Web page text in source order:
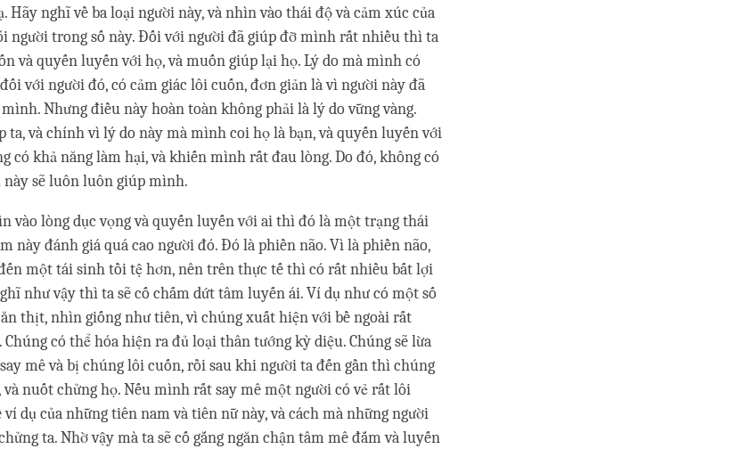
Hãy nghĩ về ba loại người này, và nhìn vào thái độ và cảm xúc của
người trong số này. Đối với người đã giúp đỡ mình rất nhiều thì ta
và quyến luyến với họ, và muốn giúp lại họ. Lý do mà mình có
với người đó, có cảm giác lôi cuốn, đơn giản là vì người này đã
Nhưng điều này hoàn toàn không phải là lý do vững vàng.
ta, và chính vì lý do này mà mình coi họ là bạn, và quyến luyến với
có khả năng làm hại, và khiến mình rất đau lòng. Do đó, không có
này sẽ luôn luôn giúp mình.
vào lòng dục vọng và quyến luyến với ai thì đó là một trạng thái
này đánh giá quá cao người đó. Đó là phiền não. Vì là phiền não,
một tái sinh tồi tệ hơn, nên trên thực tế thì có rất nhiều bất lợi
như vậy thì ta sẽ cố chấm dứt tâm luyến ái. Ví dụ như có một số
thịt, nhìn giống như tiên, vì chúng xuất hiện với bề ngoài rất
có thể hóa hiện ra đủ loại thân tướng kỳ diệu. Chúng sẽ lừa
mê và bị chúng lôi cuốn, rồi sau khi người ta đến gần thì chúng
nuốt chửng họ. Nếu mình rất say mê một người có vẻ rất lôi
dụ của những tiên nam và tiên nữ này, và cách mà những người
ta. Nhờ vậy mà ta sẽ cố gắng ngăn chận tâm mê đắm và luyến